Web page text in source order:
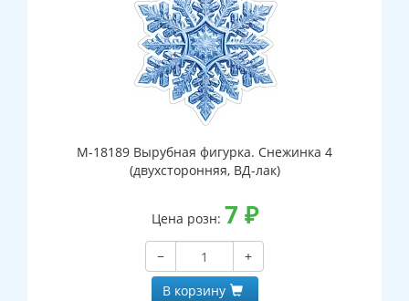
М-18189 Вырубная фигурка. Снежинка 4
(двухсторонняя, ВД-лак)
Цена розн: 7 ₽
−
+
В корзину